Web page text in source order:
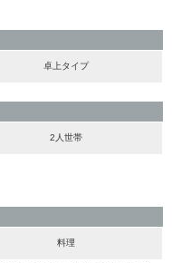
卓上タイプ
2人世帯
料理